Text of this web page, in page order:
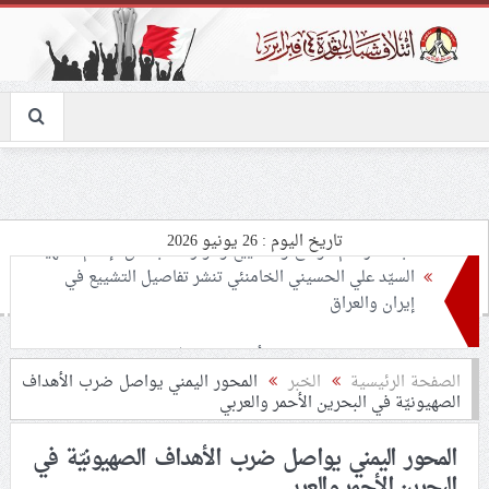
تاريخ اليوم : 26 يونيو 2026
تحذيرات من استغلال الأوضاع في غزّة لإشعال صراعات
داخليّة تخدم الاحتلال
ملفّ إنسانيّ مؤلم.. الأسيرات الفلسطينيّات بين القمع
والإهمال الطبي
55 مأتمًا وحسينيّة يعترضون على الإجراءات القمعيّة للنظام
الصفحة الرئيسية الخبر المحور اليمني يواصل ضرب الأهداف
الصهيونيّة في البحرين الأحمر والعربي
المحور اليمني يواصل ضرب الأهداف الصهيونيّة في